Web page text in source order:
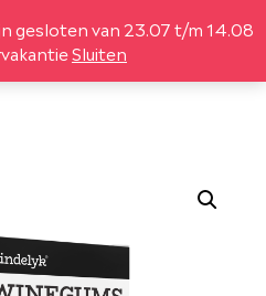
gesloten van 23.07 t/m 14.08
Sluiten